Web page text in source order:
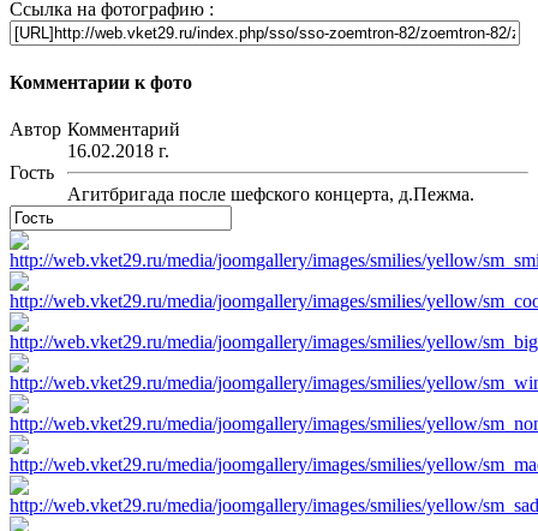
Ссылка на фотографию :
Комментарии к фото
Автор Комментарий
Гость
16.02.2018 г.
Агитбригада после шефского концерта, д.Пежма.